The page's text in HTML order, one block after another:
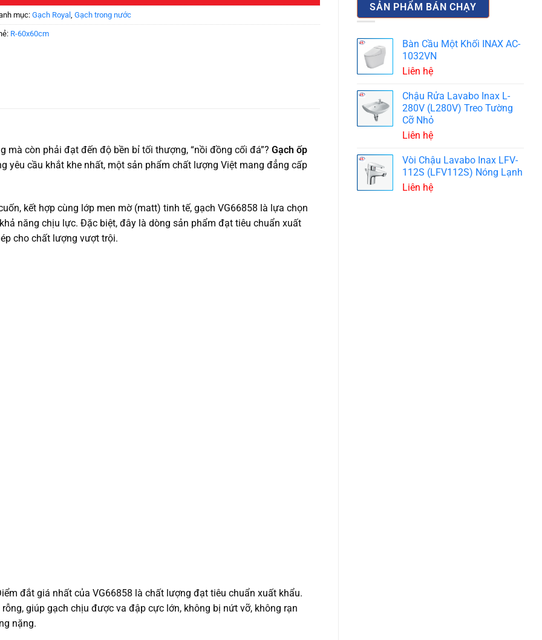
SẢN PHẨM BÁN CHẠY
Bàn Cầu Một Khối INAX AC-
1032VN
Liên hệ
Chậu Rửa Lavabo Inax L-
280V (L280V) Treo Tường
Cỡ Nhỏ
Liên hệ
Vòi Chậu Lavabo Inax LFV-
112S (LFV112S) Nóng Lạnh
Liên hệ
mục:Gạch Royal ,Gạch trong nước
R-60x60cm
còn phải đạt đến độ bền bỉ tối thượng, “nồi đồng cối đá”? Gạch ốp
yêu cầu khắt khe nhất, một sản phẩm chất lượng Việt mang đẳng cấp
kết hợp cùng lớp men mờ (matt) tinh tế, gạch VG66858 là lựa chọn
năng chịu lực. Đặc biệt, đây là dòng sản phẩm đạt tiêu chuẩn xuất
cho chất lượng vượt trội.
đắt giá nhất của VG66858 là chất lượng đạt tiêu chuẩn xuất khẩu.
giúp gạch chịu được va đập cực lớn, không bị nứt vỡ, không rạn
nặng.